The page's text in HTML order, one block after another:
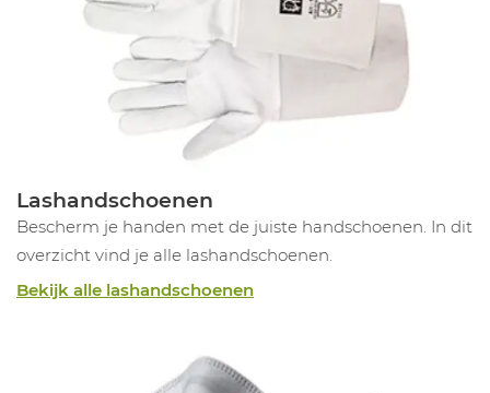
Lashandschoenen
Bescherm je handen met de juiste handschoenen. In dit
overzicht vind je alle lashandschoenen.
Bekijk alle lashandschoenen